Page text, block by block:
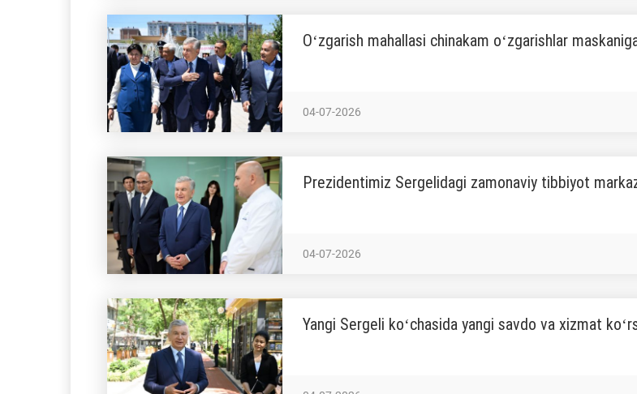
Oʻzgarish mahallasi chinakam oʻzgarishlar
04-07-2026
Prezidentimiz Sergelidagi zamonaviy tibbiyot
04-07-2026
Yangi Sergeli koʻchasida yangi savdo va xizmat